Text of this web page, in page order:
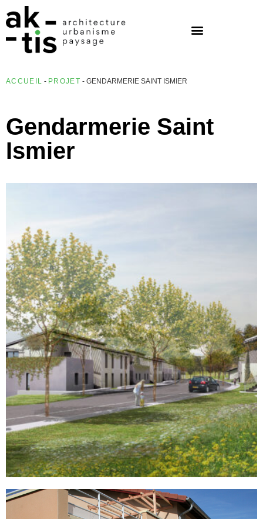
ACCUEIL - PROJET - GENDARMERIE SAINT ISMIER
Gendarmerie Saint
Ismier